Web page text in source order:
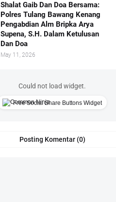
Shalat Gaib Dan Doa Bersama:
Polres Tulang Bawang Kenang
Pengabdian Alm Bripka Arya
Supena, S.H. Dalam Ketulusan
Dan Doa
May 11, 2026
Could not load widget.
Free Social Share Buttons Widget
Posting Komentar (0)